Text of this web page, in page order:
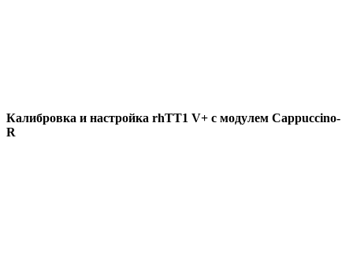
Калибровка и настройка rhTT1 V+ с модулем Cappuccino-
R